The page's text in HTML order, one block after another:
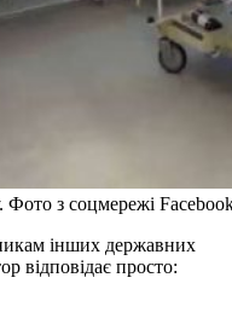
Фото з соцмережі
інших державних
відповідає просто: